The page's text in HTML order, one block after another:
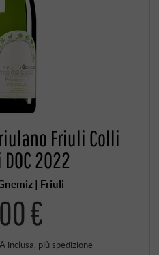
Friuli Colli
2022
| Friuli
€
inclusa, più spedizione